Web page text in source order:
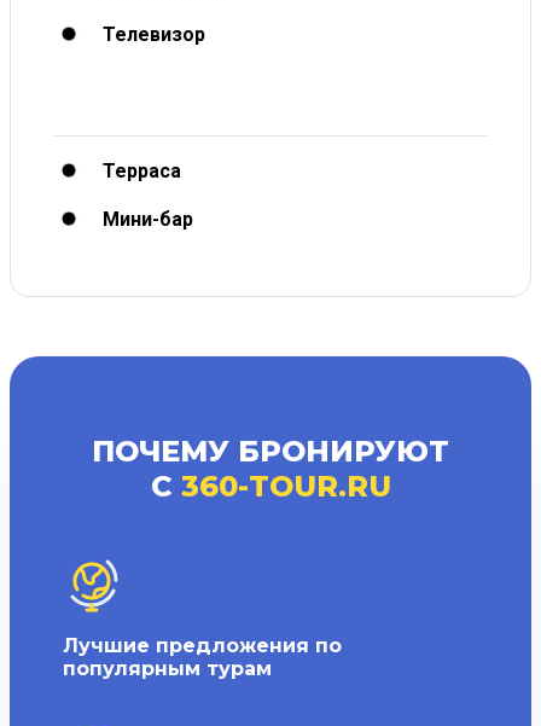
Телевизор
Терраса
Мини-бар
ПОЧЕМУ БРОНИРУЮТ
С 360-TOUR.RU
Лучшие предложения по
популярным турам